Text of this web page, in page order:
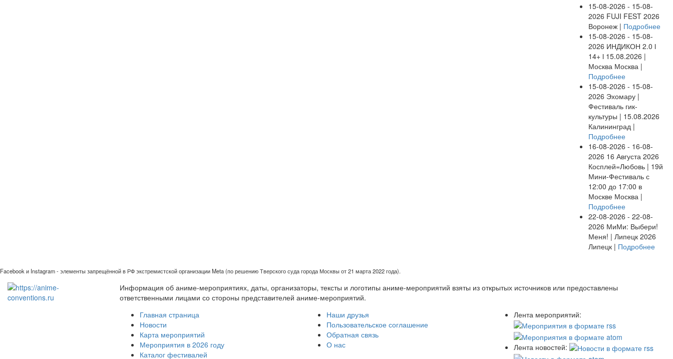
15-08-2026 - 15-08-
2026 FUJI FEST 2026
Воронеж | Подробнее
15-08-2026 - 15-08-
2026 ИНДИКОН 2.0 ӏ
14+ ӏ 15.08.2026 |
Москва Москва |
Подробнее
15-08-2026 - 15-08-
2026 Эхомару |
Фестиваль гик-
культуры | 15.08.2026
Калининград |
Подробнее
16-08-2026 - 16-08-
2026 16 Августа 2026
Косплей=Любовь | 19й
Мини-Фестиваль с
12:00 до 17:00 в
Москве Москва |
Подробнее
22-08-2026 - 22-08-
2026 МиМи: Выбери!
Меня! | Липецк 2026
Липецк | Подробнее
Facebook и Instagram - элементы запрещённой в РФ экстремистской организации Meta (по решению Тверского суда города Москвы от 21 марта 2022 года).
Информация об аниме-мероприятиях, даты, организаторы, тексты и логотипы аниме-мероприятий взяты из открытых источников или предоставлены
ответственными лицами со стороны представителей аниме-мероприятий.
Главная страница
Новости
Карта мероприятий
Мероприятия в 2026 году
Каталог фестивалей
Наши друзья
Пользовательское соглашение
Обратная связь
О нас
Лента мероприятий:
Лента новостей: